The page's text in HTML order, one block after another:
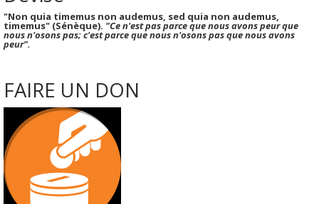
"Non quia timemus non audemus, sed quia non audemus,
timemus" (Sénèque). "Ce n'est pas parce que nous avons peur que
nous n'osons pas; c'est parce que nous n'osons pas que nous avons
peur".
FAIRE UN DON